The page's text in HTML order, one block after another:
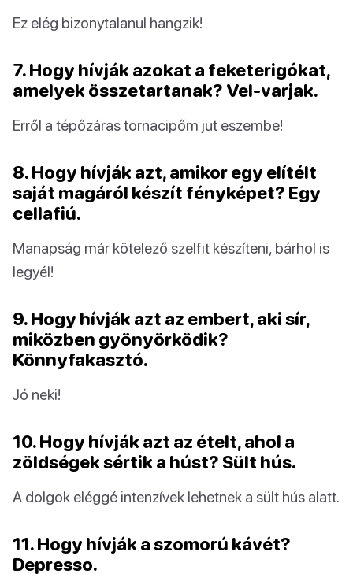
Ez elég bizonytalanul hangzik!
7. Hogy hívják azokat a feketerigókat,
amelyek összetartanak? Vel-varjak.
Erről a tépőzáras tornacipőm jut eszembe!
8. Hogy hívják azt, amikor egy elítélt
saját magáról készít fényképet? Egy
cellafiú.
Manapság már kötelező szelfit készíteni, bárhol is
legyél!
9. Hogy hívják azt az embert, aki sír,
miközben gyönyörködik?
Könnyfakasztó.
Jó neki!
10. Hogy hívják azt az ételt, ahol a
zöldségek sértik a húst? Sült hús.
A dolgok eléggé intenzívek lehetnek a sült hús alatt.
11. Hogy hívják a szomorú kávét?
Depresso.